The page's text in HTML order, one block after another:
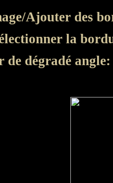
Ajouter des
la
de dégradé